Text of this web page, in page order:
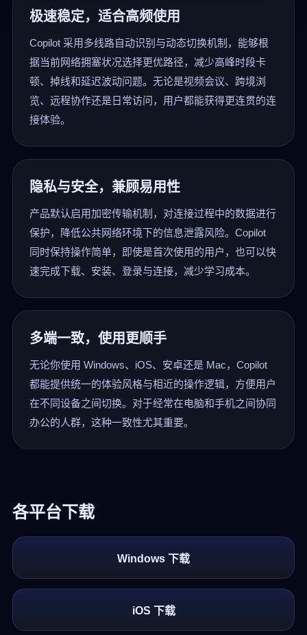
极速稳定，适合高频使用
Copilot 采用多线路自动识别与动态切换机制，能够根
据当前网络拥塞状况选择更优路径，减少高峰时段卡
顿、掉线和延迟波动问题。无论是视频会议、跨境浏
览、远程协作还是日常访问，用户都能获得更连贯的连
接体验。
隐私与安全，兼顾易用性
产品默认启用加密传输机制，对连接过程中的数据进行
保护，降低公共网络环境下的信息泄露风险。Copilot
同时保持操作简单，即使是首次使用的用户，也可以快
速完成下载、安装、登录与连接，减少学习成本。
多端一致，使用更顺手
无论你使用 Windows、iOS、安卓还是 Mac，Copilot
都能提供统一的体验风格与相近的操作逻辑，方便用户
在不同设备之间切换。对于经常在电脑和手机之间协同
办公的人群，这种一致性尤其重要。
各平台下载
Windows 下载
iOS 下载